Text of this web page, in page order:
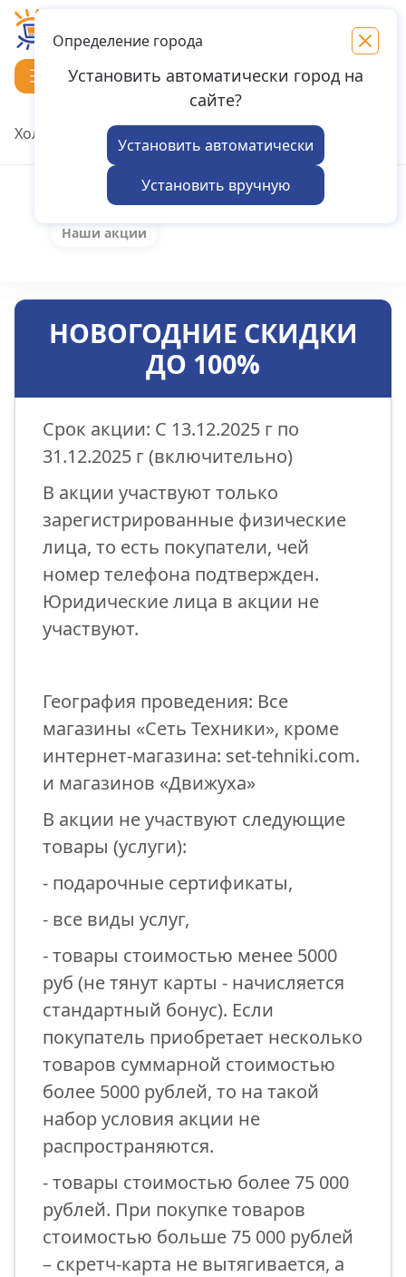
Определение города
Установить автоматически город на
сайте?
Установить автоматически
Установить вручную
Холодильники Ноутбуки
Главная
Наши акции
НОВОГОДНИЕ СКИДКИ
ДО 100%
Срок акции: С 13.12.2025 г по
31.12.2025 г (включительно)
В акции участвуют только
зарегистрированные физические
лица, то есть покупатели, чей
номер телефона подтвержден.
Юридические лица в акции не
участвуют.
География проведения: Все
магазины «Сеть Техники», кроме
интернет-магазина: set-tehniki.com.
и магазинов «Движуха»
В акции не участвуют следующие
товары (услуги):
- подарочные сертификаты,
- все виды услуг,
- товары стоимостью менее 5000
руб (не тянут карты - начисляется
стандартный бонус). Если
покупатель приобретает несколько
товаров суммарной стоимостью
более 5000 рублей, то на такой
набор условия акции не
распространяются.
- товары стоимостью более 75 000
рублей. При покупке товаров
стоимостью больше 75 000 рублей
– скретч-карта не вытягивается, а